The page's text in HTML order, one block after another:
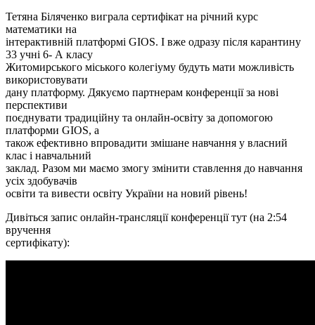
Тетяна Біляченко виграла сертифікат на річний курс
математики на
інтерактивній платформі GIOS. І вже одразу після карантину
33 учні 6- А класу
Житомирського міського колегіуму будуть мати можливість
використовувати
дану платформу. Дякуємо партнерам конференції за нові
перспективи
поєднувати традиційну та онлайн-освіту за допомогою
платформи GIOS, а
також ефективно впровадити змішане навчання у власний
клас і навчальний
заклад. Разом ми маємо змогу змінити ставлення до навчання
усіх здобувачів
освіти та вивести освіту України на новий рівень!
Дивіться запис онлайн-трансляції конференції тут (на 2:54
вручення
сертифікату):